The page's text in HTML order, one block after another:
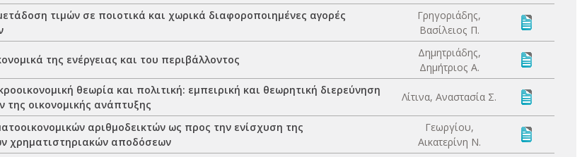
τιμών σε ποιοτικά και χωρικά διαφοροποιημένες αγορές
Γρηγοριάδης,
Βασίλειος Π.
της ενέργειας και του περιβάλλοντος
Δημητριάδης,
Δημήτριος Α.
θεωρία και πολιτική: εμπειρική και θεωρητική διερεύνηση
της οικονομικής ανάπτυξης
Λίτινα, Αναστασία Σ.
αριθμοδεικτών ως προς την ενίσχυση της
χρηματιστηριακών αποδόσεων
Γεωργίου,
Αικατερίνη Ν.